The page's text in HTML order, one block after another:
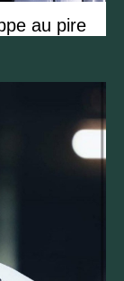
au pire